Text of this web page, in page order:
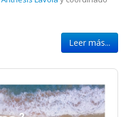
Leer más...